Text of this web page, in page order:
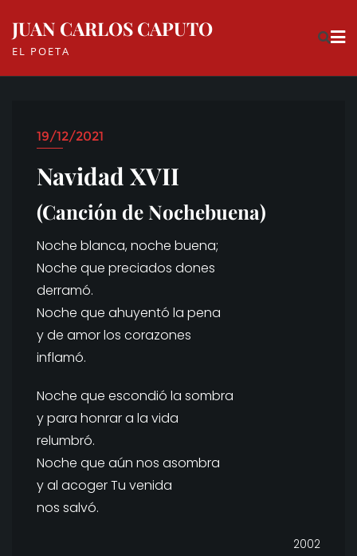
content
JUAN CARLOS CAPUTO
EL POETA
19/12/2021
Navidad XVII
(Canción de Nochebuena)
Noche blanca, noche buena;
Noche que preciados dones
derramó.
Noche que ahuyentó la pena
y de amor los corazones
inflamó.
Noche que escondió la sombra
y para honrar a la vida
relumbró.
Noche que aún nos asombra
y al acoger Tu venida
nos salvó.
2002